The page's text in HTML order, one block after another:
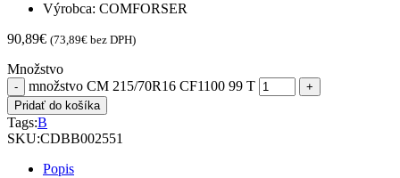
Výrobca: COMFORSER
90,89€ (73,89€ bez DPH)
Množstvo
množstvo CM 215/70R16 CF1100 99 T
Pridať do košíka
Tags:B
SKU:CDBB002551
Popis